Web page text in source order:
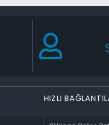
HIZLI